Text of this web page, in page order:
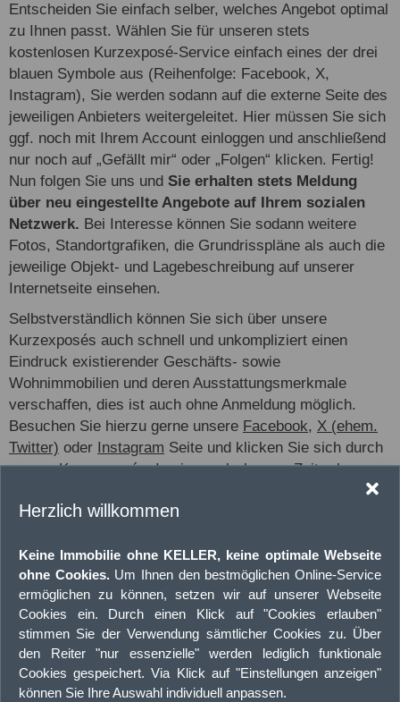
Herzlich willkommen
Keine Immobilie ohne KELLER, keine optimale Webseite
ohne Cookies. Um Ihnen den bestmöglichen Online-Service
ermöglichen zu können, setzen wir auf unserer Webseite
Cookies ein. Durch einen Klick auf "Cookies erlauben"
stimmen Sie der Verwendung sämtlicher Cookies zu. Über
den Reiter "nur essenzielle" werden lediglich funktionale
Cookies gespeichert. Via Klick auf "Einstellungen anzeigen"
können Sie Ihre Auswahl individuell anpassen.
Entscheiden Sie einfach selber, welches Angebot optimal
zu Ihnen passt. Wählen Sie für unseren stets
kostenlosen Kurzexposé-Service einfach eines der drei
blauen Symbole aus (Reihenfolge: Facebook, X,
Instagram), Sie werden sodann auf die externe Seite des
jeweiligen Anbieters weitergeleitet. Hier müssen Sie sich
ggf. noch mit Ihrem Account einloggen und anschließend
nur noch auf „Gefällt mir“ oder „Folgen“ klicken. Fertig!
Nun folgen Sie uns und Sie erhalten stets Meldung
über neu eingestellte Angebote auf Ihrem sozialen
Netzwerk. Bei Interesse können Sie sodann weitere
Fotos, Standortgrafiken, die Grundrisspläne als auch die
jeweilige Objekt- und Lagebeschreibung auf unserer
Internetseite einsehen.
Selbstverständlich können Sie sich über unsere
Kurzexposés auch schnell und unkompliziert einen
Eindruck existierender Geschäfts- sowie
Wohnimmobilien und deren Ausstattungsmerkmale
verschaffen, dies ist auch ohne Anmeldung möglich.
Besuchen Sie hierzu gerne unsere Facebook, X (ehem.
Twitter) oder Instagram Seite und klicken Sie sich durch
unsere Kurzexposés. In einer sehr kurzen Zeit erlangen
Sie somit einen strukturierten Überblick über Angebote
aller Art und können so Ihr persönliches Suchprofil
Sie haben Ihr eigenes Suchprofil bereits gedanklich
erstellt oder nutzen kein soziales Netzwerk? Dann tragen
Sie sich doch ganz bequem, sicher und absolut
kostenlos, über unser SSL verschlüsseltes
Onlineformular, in unsere Investoren- bzw. Kundenkartei
ein. Wir informieren Sie sodann über neue Angebote, die
auf Ihr Suchprofil zutreffen.